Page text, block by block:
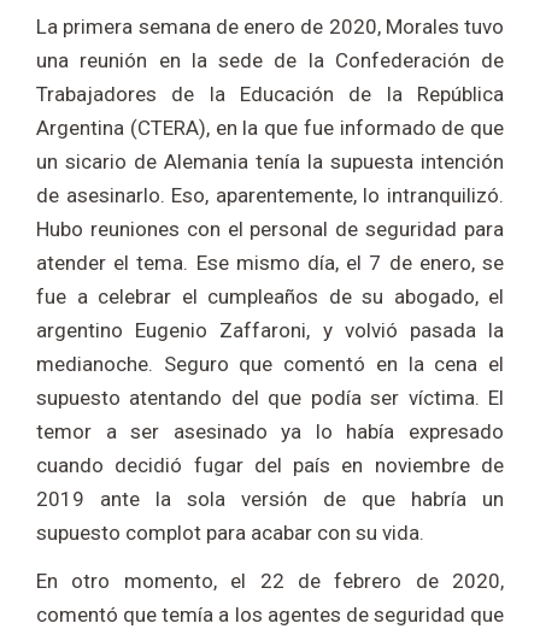
La primera semana de enero de 2020, Morales tuvo
una reunión en la sede de la Confederación de
Trabajadores de la Educación de la República
Argentina (CTERA), en la que fue informado de que
un sicario de Alemania tenía la supuesta intención
de asesinarlo. Eso, aparentemente, lo intranquilizó.
Hubo reuniones con el personal de seguridad para
atender el tema. Ese mismo día, el 7 de enero, se
fue a celebrar el cumpleaños de su abogado, el
argentino Eugenio Zaffaroni, y volvió pasada la
medianoche. Seguro que comentó en la cena el
supuesto atentando del que podía ser víctima. El
temor a ser asesinado ya lo había expresado
cuando decidió fugar del país en noviembre de
2019 ante la sola versión de que habría un
supuesto complot para acabar con su vida.
En otro momento, el 22 de febrero de 2020,
comentó que temía a los agentes de seguridad que